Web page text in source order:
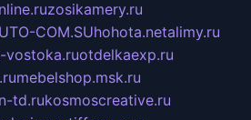
zosikamery.ru
COM.SUhohota.netalimy.ru
vostoka.ruotdelkaexp.ru
mebelshop.msk.ru
td.rukosmoscreative.ru